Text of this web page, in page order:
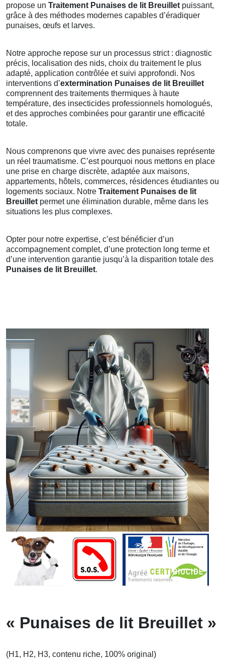
propose un Traitement Punaises de lit Breuillet puissant,
grâce à des méthodes modernes capables d’éradiquer
punaises, œufs et larves.
Notre approche repose sur un processus strict : diagnostic
précis, localisation des nids, choix du traitement le plus
adapté, application contrôlée et suivi approfondi. Nos
interventions d’extermination Punaises de lit Breuillet
comprennent des traitements thermiques à haute
température, des insecticides professionnels homologués,
et des approches combinées pour garantir une efficacité
totale.
Nous comprenons que vivre avec des punaises représente
un réel traumatisme. C’est pourquoi nous mettons en place
une prise en charge discrète, adaptée aux maisons,
appartements, hôtels, commerces, résidences étudiantes ou
logements sociaux. Notre Traitement Punaises de lit
Breuillet permet une élimination durable, même dans les
situations les plus complexes.
Opter pour notre expertise, c’est bénéficier d’un
accompagnement complet, d’une protection long terme et
d’une intervention garantie jusqu’à la disparition totale des
Punaises de lit Breuillet.
« Punaises de lit Breuillet »
(H1, H2, H3, contenu riche, 100% original)